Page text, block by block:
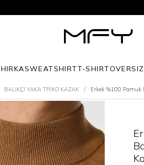
1.500 TL Üzeri Ücretsiz
HIRKASWEATSHIRTT-SHIRT
BALIKÇI YAKA TRİKO KAZAK Erkek %100 Pamuk